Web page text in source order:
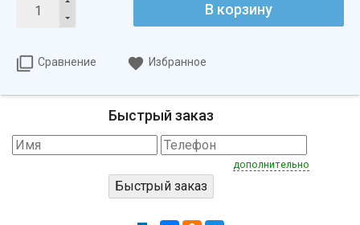
В корзину
Сравнение Избранное
Быстрый заказ
дополнительно